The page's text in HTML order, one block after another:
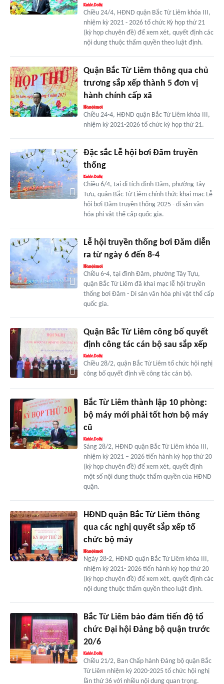
Chiều 24/4, HĐND quận Bắc Từ Liêm khóa III,
nhiệm kỳ 2021 - 2026 tổ chức Kỳ họp thứ 21
(kỳ họp chuyên đề) để xem xét, quyết định các
nội dung thuộc thẩm quyền theo luật định.
Quận Bắc Từ Liêm thông qua chủ
trương sắp xếp thành 5 đơn vị
hành chính cấp xã
Chiều 24-4, HĐND quận Bắc Từ Liêm khóa III,
nhiệm kỳ 2021-2026 tổ chức kỳ họp thứ 21.
Đặc sắc Lễ hội bơi Đăm truyền
thống
Chiều 6/4, tại di tích đình Đăm, phường Tây
Tựu, quận Bắc Từ Liêm chính thức khai mạc Lễ
hội bơi Đăm truyền thống 2025 - di sản văn
hóa phi vật thể cấp quốc gia.
Lễ hội truyền thống bơi Đăm diễn
ra từ ngày 6 đến 8-4
Chiều 6-4, tại đình Đăm, phường Tây Tựu,
quận Bắc Từ Liêm đã khai mạc lễ hội truyền
thống bơi Đăm - Di sản văn hóa phi vật thể cấp
quốc gia.
Quận Bắc Từ Liêm công bố quyết
định công tác cán bộ sau sắp xếp
Chiều 28/2, quận Bắc Từ Liêm tổ chức hội nghị
công bố quyết định về công tác cán bộ.
Bắc Từ Liêm thành lập 10 phòng:
bộ máy mới phải tốt hơn bộ máy
cũ
Sáng 28/2, HĐND quận Bắc Từ Liêm khóa III,
nhiệm kỳ 2021 – 2026 tiến hành kỳ họp thứ 20
(kỳ họp chuyên đề) để xem xét, quyết định
một số nội dung thuộc thẩm quyền của HĐND
quận.
HĐND quận Bắc Từ Liêm thông
qua các nghị quyết sắp xếp tổ
chức bộ máy
Ngày 28-2, HĐND quận Bắc Từ Liêm khóa III,
nhiệm kỳ 2021- 2026 tiến hành kỳ họp thứ 20
(kỳ họp chuyên đề) để xem xét, quyết định các
nội dung thuộc thẩm quyền theo luật định.
Bắc Từ Liêm bảo đảm tiến độ tổ
chức Đại hội Đảng bộ quận trước
20/6
Chiều 21/2, Ban Chấp hành Đảng bộ quận Bắc
Từ Liêm nhiệm kỳ 2020-2025 tổ chức hội nghị
lần thứ 36 với nhiều nội dung quan trọng.